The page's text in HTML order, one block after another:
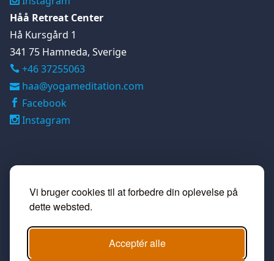
Vi bruger cookies til at forbedre din oplevelse på
dette websted.
Acceptér alle
Håå Retreat Center
Hå Kursgård 1
341 75 Hamneda, Sverige
 +46 37255063
haa@yogameditation.com
Facebook
Instagram